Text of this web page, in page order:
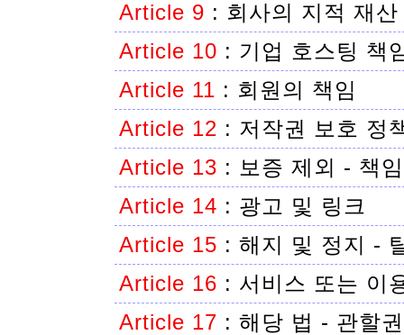
Article 9 : 회사의 지적 재산
Article 10 : 기업 호스팅 책
Article 11 : 회원의 책임
Article 12 : 저작권 보호 정
Article 13 : 보증 제외 - 책
Article 14 : 광고 및 링크
Article 15 : 해지 및 정지 -
Article 16 : 서비스 또는 이
Article 17 : 해당 법 - 관할권